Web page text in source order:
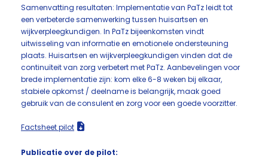
Samenvatting resultaten: Implementatie van PaTz leidt tot
een verbeterde samenwerking tussen huisartsen en
wijkverpleegkundigen. In PaTz bijeenkomsten vindt
uitwisseling van informatie en emotionele ondersteuning
plaats. Huisartsen en wijkverpleegkundigen vinden dat de
continuïteit van zorg verbetert met PaTz. Aanbevelingen voor
brede implementatie zijn: kom elke 6-8 weken bij elkaar,
stabiele opkomst / deelname is belangrijk, maak goed
gebruik van de consulent en zorg voor een goede voorzitter.
Factsheet pilot
Publicatie over de pilot: